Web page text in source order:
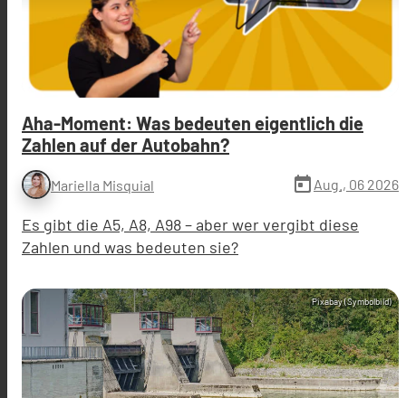
Aha-Moment: Was bedeuten eigentlich die
Zahlen auf der Autobahn?
Mariella Misquial today Aug., 06 2026
Es gibt die A5, A8, A98 – aber wer vergibt diese
Zahlen und was bedeuten sie?
Pixabay (Symbolbild)